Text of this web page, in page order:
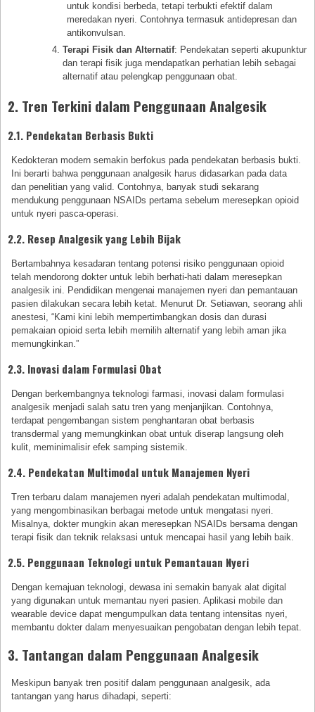
untuk kondisi berbeda, tetapi terbukti efektif dalam
meredakan nyeri. Contohnya termasuk antidepresan dan
antikonvulsan.
Terapi Fisik dan Alternatif: Pendekatan seperti akupunktur
dan terapi fisik juga mendapatkan perhatian lebih sebagai
alternatif atau pelengkap penggunaan obat.
2. Tren Terkini dalam Penggunaan Analgesik
2.1. Pendekatan Berbasis Bukti
Kedokteran modern semakin berfokus pada pendekatan berbasis bukti.
Ini berarti bahwa penggunaan analgesik harus didasarkan pada data
dan penelitian yang valid. Contohnya, banyak studi sekarang
mendukung penggunaan NSAIDs pertama sebelum meresepkan opioid
untuk nyeri pasca-operasi.
2.2. Resep Analgesik yang Lebih Bijak
Bertambahnya kesadaran tentang potensi risiko penggunaan opioid
telah mendorong dokter untuk lebih berhati-hati dalam meresepkan
analgesik ini. Pendidikan mengenai manajemen nyeri dan pemantauan
pasien dilakukan secara lebih ketat. Menurut Dr. Setiawan, seorang ahli
anestesi, “Kami kini lebih mempertimbangkan dosis dan durasi
pemakaian opioid serta lebih memilih alternatif yang lebih aman jika
memungkinkan.”
2.3. Inovasi dalam Formulasi Obat
Dengan berkembangnya teknologi farmasi, inovasi dalam formulasi
analgesik menjadi salah satu tren yang menjanjikan. Contohnya,
terdapat pengembangan sistem penghantaran obat berbasis
transdermal yang memungkinkan obat untuk diserap langsung oleh
kulit, meminimalisir efek samping sistemik.
2.4. Pendekatan Multimodal untuk Manajemen Nyeri
Tren terbaru dalam manajemen nyeri adalah pendekatan multimodal,
yang mengombinasikan berbagai metode untuk mengatasi nyeri.
Misalnya, dokter mungkin akan meresepkan NSAIDs bersama dengan
terapi fisik dan teknik relaksasi untuk mencapai hasil yang lebih baik.
2.5. Penggunaan Teknologi untuk Pemantauan Nyeri
Dengan kemajuan teknologi, dewasa ini semakin banyak alat digital
yang digunakan untuk memantau nyeri pasien. Aplikasi mobile dan
wearable device dapat mengumpulkan data tentang intensitas nyeri,
membantu dokter dalam menyesuaikan pengobatan dengan lebih tepat.
3. Tantangan dalam Penggunaan Analgesik
Meskipun banyak tren positif dalam penggunaan analgesik, ada
tantangan yang harus dihadapi, seperti: